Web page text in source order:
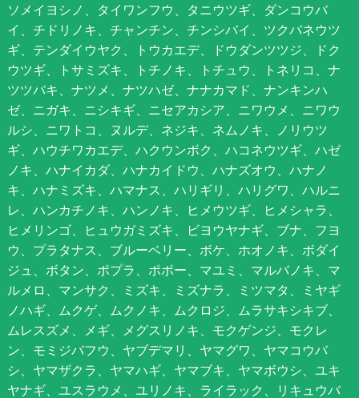
ソメイヨシノ、タイワンフウ、タニウツギ、ダンコウバ
イ、チドリノキ、チャンチン、チンシバイ、ツクバネウツ
ギ、テンダイウヤク、トウカエデ、ドウダンツツジ、ドク
ウツギ、トサミズキ、トチノキ、トチュウ、トネリコ、ナ
ツツバキ、ナツメ、ナツハゼ、ナナカマド、ナンキンハ
ゼ、ニガキ、ニシキギ、ニセアカシア、ニワウメ、ニワウ
ルシ、ニワトコ、ヌルデ、ネジキ、ネムノキ、ノリウツ
ギ、ハウチワカエデ、ハクウンボク、ハコネウツギ、ハゼ
ノキ、ハナイカダ、ハナカイドウ、ハナズオウ、ハナノ
キ、ハナミズキ、ハマナス、ハリギリ、ハリグワ、ハルニ
レ、ハンカチノキ、ハンノキ、ヒメウツギ、ヒメシャラ、
ヒメリンゴ、ヒュウガミズキ、ビヨウヤナギ、ブナ、フヨ
ウ、プラタナス、ブルーベリー、ボケ、ホオノキ、ボダイ
ジュ、ボタン、ポプラ、ポポー、マユミ、マルバノキ、マ
ルメロ、マンサク、ミズキ、ミズナラ、ミツマタ、ミヤギ
ノハギ、ムクゲ、ムクノキ、ムクロジ、ムラサキシキブ、
ムレスズメ、メギ、メグスリノキ、モクゲンジ、モクレ
ン、モミジバフウ、ヤブデマリ、ヤマグワ、ヤマコウバ
シ、ヤマザクラ、ヤマハギ、ヤマブキ、ヤマボウシ、ユキ
ヤナギ、ユスラウメ、ユリノキ、ライラック、リキュウバ